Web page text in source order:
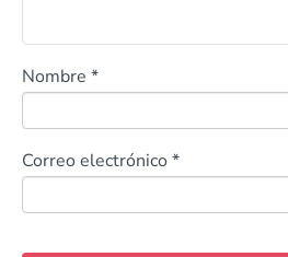
Nombre *
Correo electrónico *